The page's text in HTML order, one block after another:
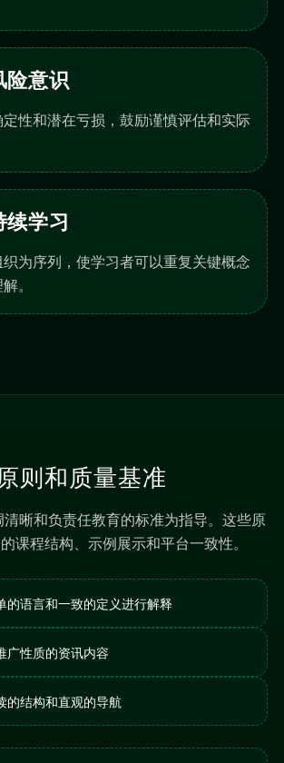
险意识
性和潜在亏损，鼓励谨慎评估和实际
续学习
为序列，使学习者可以重复关键概念
。
则和质量基准
晰和负责任教育的标准为指导。这些原
课程结构、示例展示和平台一致性。
的语言和一致的定义进行解释
广性质的资讯内容
的结构和直观的导航